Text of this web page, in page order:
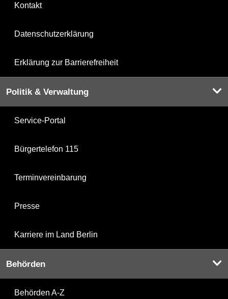
Kontakt
Datenschutzerklärung
Erklärung zur Barrierefreiheit
Politik & Verwaltung
Service-Portal
Bürgertelefon 115
Terminvereinbarung
Presse
Karriere im Land Berlin
Behörden
Behörden A-Z